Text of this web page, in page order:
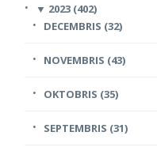
▼ 2023 (402)
DECEMBRIS (32)
NOVEMBRIS (43)
OKTOBRIS (35)
SEPTEMBRIS (31)